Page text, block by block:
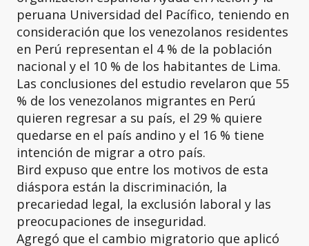
peruana Universidad del Pacífico, teniendo en
consideración que los venezolanos residentes
en Perú representan el 4 % de la población
nacional y el 10 % de los habitantes de Lima.
Las conclusiones del estudio revelaron que 55
% de los venezolanos migrantes en Perú
quieren regresar a su país, el 29 % quiere
quedarse en el país andino y el 16 % tiene
intención de migrar a otro país.
Bird expuso que entre los motivos de esta
diáspora están la discriminación, la
precariedad legal, la exclusión laboral y las
preocupaciones de inseguridad.
Agregó que el cambio migratorio que aplicó